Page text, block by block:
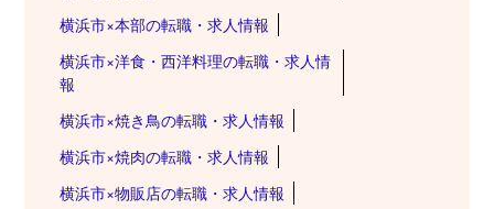
横浜市×本部の転職・求人情報
横浜市×洋食・西洋料理の転職・求人情
報
横浜市×焼き鳥の転職・求人情報
横浜市×焼肉の転職・求人情報
横浜市×物販店の転職・求人情報